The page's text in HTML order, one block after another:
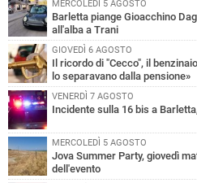
MERCOLEDÌ 5 AGOSTO
Barletta piange Gioacchino
all'alba a Trani
GIOVEDÌ 6 AGOSTO
Il ricordo di "Cecco", il
lo separavano dalla pensione»
VENERDÌ 7 AGOSTO
Incidente sulla 16 bis a
MERCOLEDÌ 5 AGOSTO
Jova Summer Party, giovedì
dell'evento